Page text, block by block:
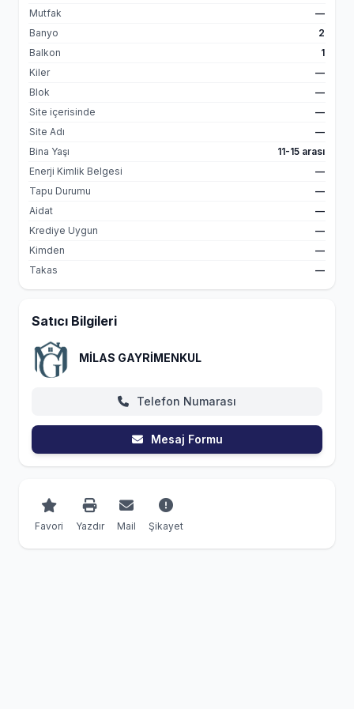
Mutfak
—
Banyo
2
Balkon
1
Kiler
—
Blok
—
Site içerisinde
—
Site Adı
—
Bina Yaşı
11-15 arası
Enerji Kimlik Belgesi
—
Tapu Durumu
—
Aidat
—
Krediye Uygun
—
Kimden
—
Takas
—
Satıcı Bilgileri
MİLAS GAYRİMENKUL
Telefon Numarası
Mesaj Formu
Favori Yazdır Mail Şikayet